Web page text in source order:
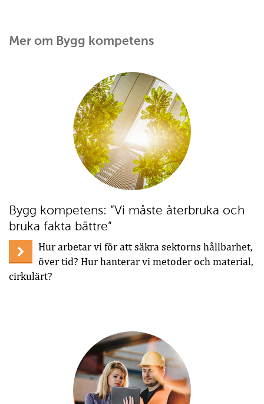
Mer om Bygg kompetens
Bygg kompetens: ”Vi måste återbruka och
bruka fakta bättre”
Hur arbetar vi för att säkra sektorns hållbarhet,
över tid? Hur hanterar vi metoder och material,
cirkulärt?